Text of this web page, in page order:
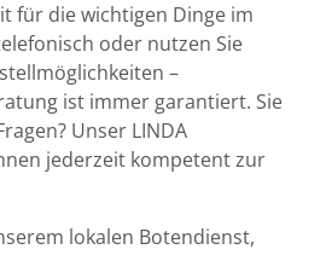
für die wichtigen Dinge im
oder nutzen Sie
–
ist immer garantiert. Sie
Unser LINDA
jederzeit kompetent zur
lokalen Botendienst,